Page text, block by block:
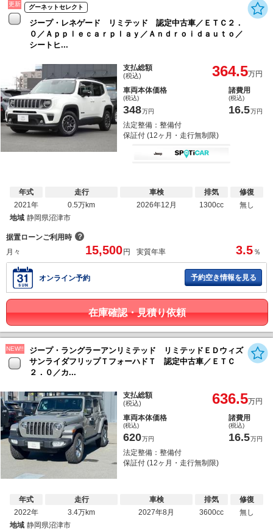
更新 グーネットセレクト
ジープ・レネゲード リミテッド 認定中古車／ＥＴＣ２．
０／Ａｐｐｌｅｃａｒｐｌａｙ／Ａｎｄｒｏｉｄａｕｔｏ／
シートヒ...
支払総額
(税込) 364.5万円
車両本体価格
(税込)
348万円
諸費用
(税込)
16.5万円
法定整備：整備付
保証付 (12ヶ月・走行無制限)
年式
2021年
走行
0.5万km
車検
2026年12月
排気
1300cc
修復
無し
地域 静岡県沼津市
据置ローンご利用時 ？
月々
15,500 円 実質年率 3.5 ％
オンライン予約 予約空き情報を見る
在庫確認・見積り依頼
NEW!!
ジープ・ラングラーアンリミテッド リミテッドＥＤウィズ
サンライダフリップＴフォーハドＴ 認定中古車／ＥＴＣ
２．０／カ...
支払総額
(税込) 636.5万円
車両本体価格
(税込)
620万円
諸費用
(税込)
16.5万円
法定整備：整備付
保証付 (12ヶ月・走行無制限)
年式
2022年
走行
3.4万km
車検
2027年8月
排気
3600cc
修復
無し
地域 静岡県沼津市